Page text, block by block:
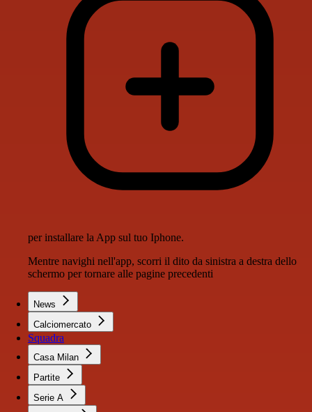
per installare la App sul tuo Iphone.
Mentre navighi nell'app, scorri il dito da sinistra a destra dello
schermo per tornare alle pagine precedenti
News
Calciomercato
Squadra
Casa Milan
Partite
Serie A